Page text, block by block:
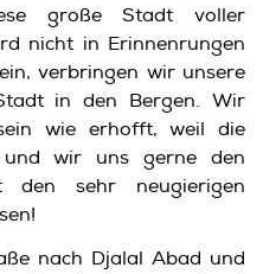
große Stadt voller
nicht in Erinnenrungen
verbringen wir unsere
in den Bergen. Wir
wie erhofft, weil die
wir uns gerne den
den sehr neugierigen
nach Djalal Abad und